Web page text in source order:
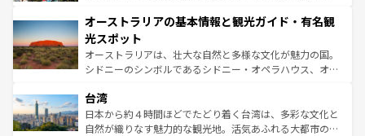
部のニューオーリンズでは、音楽と美食が融合した独特の
文化が魅力。旅行者はアメリカの各地域で異なる魅力を楽
しみながら、その多様性と豊かな歴史を感じることができ
るだろう。車でのロードトリップや列車の旅も、アメリカ
情報は
ワイ島は見逃せない。また、定番の観光地といえばオアフ
島だが、静かな自然を求めるならマウイ島やカウアイ島が
おすすめ。エメラルドグリーンに輝く海をはじめ、豊かな
文化や歴史が息づいている。「アロハスピリット」と呼ば
人々、おいしいローカルフードやハワイアンミュージッ
ク、伝統的なフラダンスなど、すべてがハワイの魅力を彩
っている。訪れるたびに新しい発見と感動が待っているハ
オーストラリアの基本情報と観光ガイド・有名観
光スポット
オーストラリアは、壮大な自然と多様な文化が魅力の国。
シドニーのシンボルであるシドニー・オペラハウス、オー
リアリーフや大陸中央部にそびえるウルル（エアーズロッ
ク）、タスマニアの美しい原生林やケアンズの熱帯雨林な
ど、見どころがたくさん。また、カフェやワイン、オージ
台湾
日本から約４時間ほどでたどり着く台湾は、多彩な文化と
自然が織りなす魅力的な観光地。活気あふれる大都市の台